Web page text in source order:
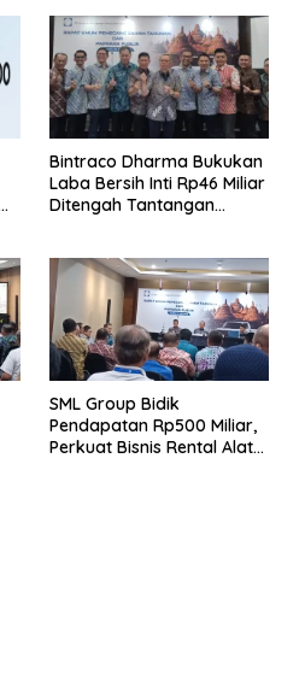
Bintraco Dharma Bukukan
Laba Bersih Inti Rp46 Miliar
Ditengah Tantangan
SML Group Bidik
Pendapatan Rp500 Miliar,
Perkuat Bisnis Rental Alat